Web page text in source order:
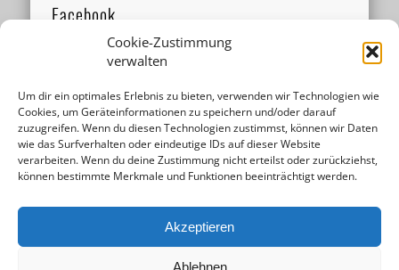
Cookie-Zustimmung
verwalten
Um dir ein optimales Erlebnis zu bieten, verwenden wir Technologien wie
Cookies, um Geräteinformationen zu speichern und/oder darauf
zuzugreifen. Wenn du diesen Technologien zustimmst, können wir Daten
wie das Surfverhalten oder eindeutige IDs auf dieser Website
verarbeiten. Wenn du deine Zustimmung nicht erteilst oder zurückziehst,
können bestimmte Merkmale und Funktionen beeinträchtigt werden.
Akzeptieren
Ablehnen
Facebook